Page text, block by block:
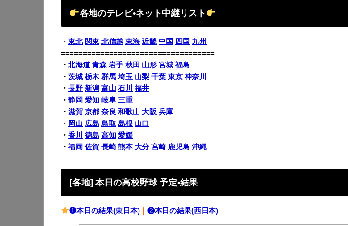
各地のテレビ•ネット中継リスト
・ 東北 関東 北信越 東海 近畿 中国 四国 九州
===================================
・ 北海道 青森 岩手 秋田 山形 宮城 福島
・ 茨城 栃木 群馬 埼玉 山梨 千葉 東京 神奈川
・ 長野 新潟 富山 石川
福井
・ 静岡 愛知 岐阜 三重
・ 滋賀 京都 奈良 和歌山 大阪 兵庫
・ 岡山 広島 鳥取 島根 山口
・ 香川 徳島 高知 愛媛
・ 福岡 佐賀 長崎 熊本 大分 宮崎 鹿児島 沖縄
[各地] 本日の高校野球 予定•結果
❶本日の結果(東日本)｜ ❷本日の結果(西日本)